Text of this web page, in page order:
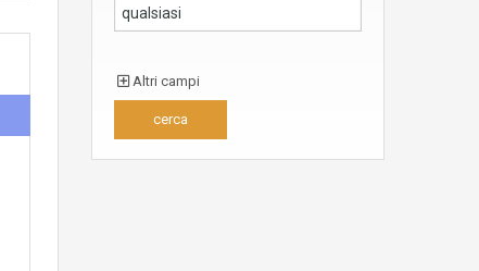
Altri campi